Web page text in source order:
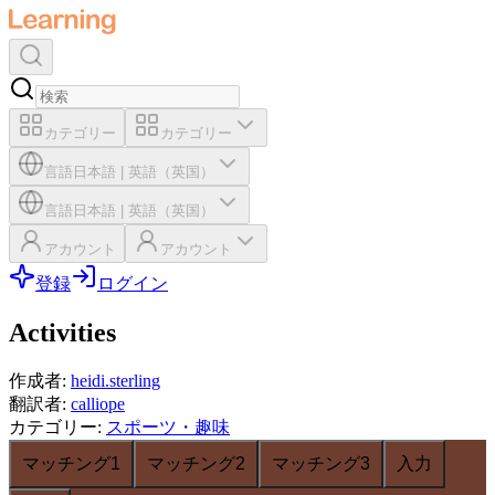
カテゴリー カテゴリー
言語 日本語 英語（英国）
言語 日本語 英語（英国）
アカウント アカウント
登録 ログイン
Activities
作成者: heidi.sterling
翻訳者: calliope
カテゴリー: スポーツ・趣味
マッチング1
マッチング2 マッチング3 入力